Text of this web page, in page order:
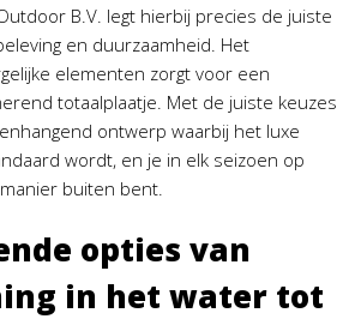
B.V. legt hierbij precies de juiste
en duurzaamheid. Het
elementen zorgt voor een
totaalplaatje. Met de juiste keuzes
ontwerp waarbij het luxe
wordt, en je in elk seizoen op
buiten bent.
opties van
in het water tot